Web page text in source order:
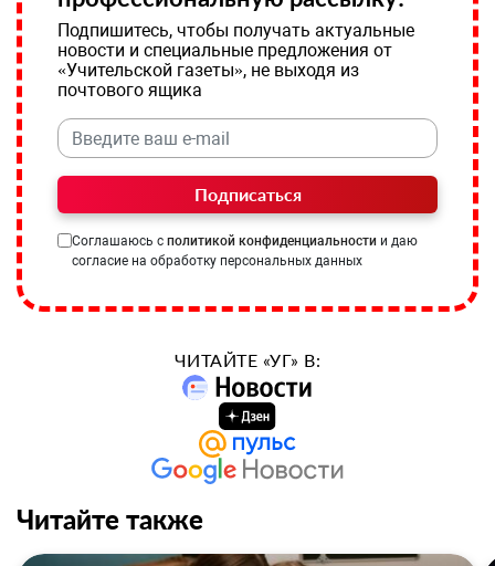
Подпишитесь, чтобы получать актуальные
новости и специальные предложения от
«Учительской газеты», не выходя из
почтового ящика
Подписаться
Соглашаюсь с политикой конфиденциальности и даю
согласие на обработку персональных данных
ЧИТАЙТЕ «УГ» В:
Читайте также